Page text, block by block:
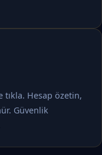
Hesap özetin,
Güvenlik